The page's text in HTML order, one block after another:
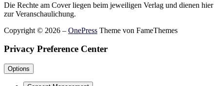
Die Rechte am Cover liegen beim jeweiligen Verlag und dienen hier
zur Veranschaulichung.
Copyright © 2026 – OnePress Theme von FameThemes
Privacy Preference Center
Options